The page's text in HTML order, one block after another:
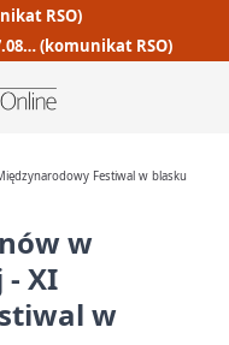
RSO)
(komunikat RSO)
Festiwal w blasku
w
- XI
w